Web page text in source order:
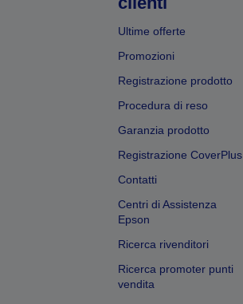
Ultime offerte
Promozioni
Registrazione prodotto
Procedura di reso
Garanzia prodotto
Registrazione CoverPlus
Contatti
Centri di Assistenza
Epson
Ricerca rivenditori
Ricerca promoter punti
vendita